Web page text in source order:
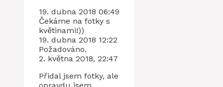
19. dubna 2018 06:49
Čekáme na fotky s
květinami!))
19. dubna 2018 12:22
Požadováno.
2. května 2018, 22:47
Přidal jsem fotky, ale